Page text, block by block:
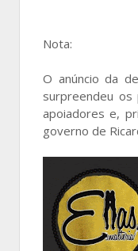
Nota:
O anúncio da
surpreendeu
apoiadores e,
governo de